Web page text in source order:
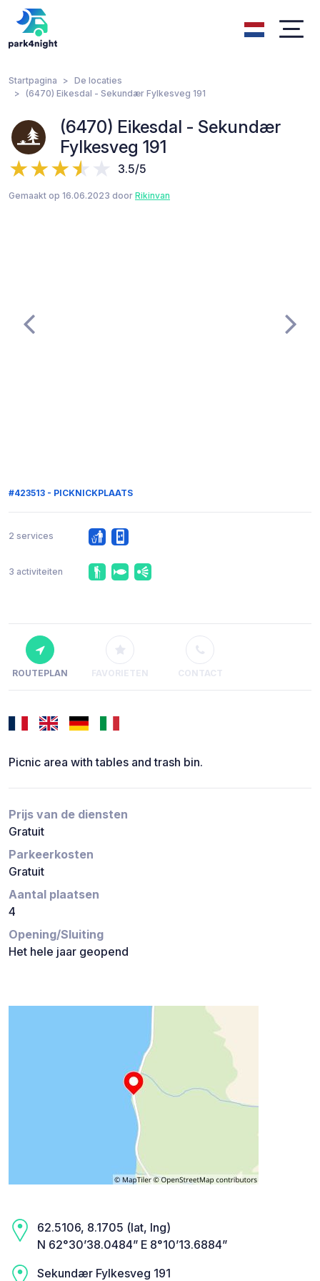
Startpagina
De locaties
(6470) Eikesdal - Sekundær Fylkesveg 191
(6470) Eikesdal - Sekundær
Fylkesveg 191
3.5/5
Gemaakt op 16.06.2023 door Rikinvan
#423513 - PICKNICKPLAATS
2 services
3 activiteiten
ROUTEPLAN FAVORIETEN CONTACT
Picnic area with tables and trash bin.
Prijs van de diensten
Gratuit
Parkeerkosten
Gratuit
Aantal plaatsen
4
Opening/Sluiting
Het hele jaar geopend
62.5106, 8.1705 (lat, lng)
N 62°30’38.0484” E 8°10’13.6884”
Sekundær Fylkesveg 191